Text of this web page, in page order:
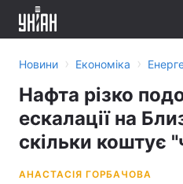
Новини › Економіка ›
Нафта різко
ескалації на
скільки коштує
АНАСТАСІЯ ГОРБАЧОВА